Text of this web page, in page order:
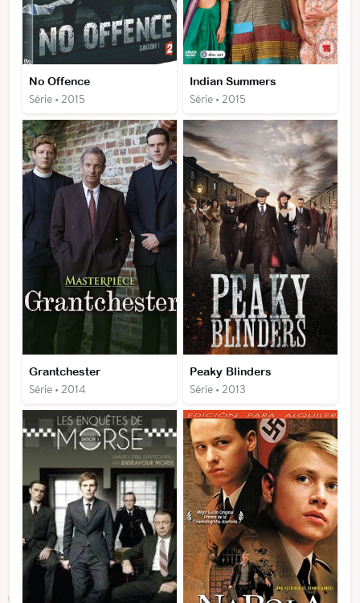
No Offence
Série • 2015
Indian Summers
Série • 2015
Grantchester
Série • 2014
Peaky Blinders
Série • 2013